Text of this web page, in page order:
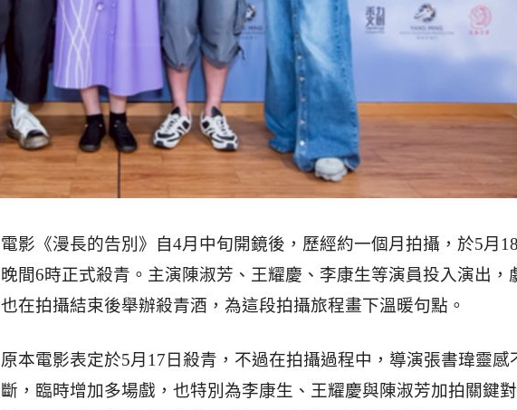
電影《漫長的告別》自4月中旬開鏡後，歷經約一個月拍攝，於5月
晚間6時正式殺青。主演陳淑芳、王耀慶、李康生等演員投入演出，
也在拍攝結束後舉辦殺青酒，為這段拍攝旅程畫下溫暖句點。
原本電影表定於5月17日殺青，不過在拍攝過程中，導演張書瑋靈感
斷，臨時增加多場戲，也特別為李康生、王耀慶與陳淑芳加拍關鍵